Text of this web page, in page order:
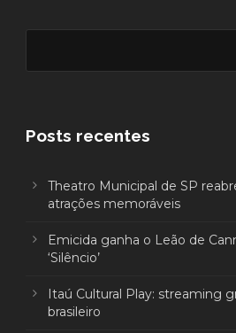
Posts recentes
Theatro Municipal de SP
atrações memoráveis
Emicida ganha o Leão de
‘Silêncio’
Itaú Cultural Play: streaming
brasileiro